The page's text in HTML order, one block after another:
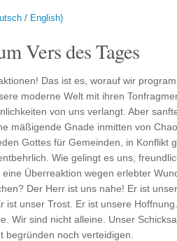
/ English)
Vers des Tages
Das ist es, worauf wir
moderne Welt mit ihren
von uns verlangt. Aber
mäßigende Gnade inmitten von
Gottes für Gemeinden, in Konflikt
Wie gelingt es uns,
Überreaktion wegen erlebter
Der Herr ist uns nahe! Er ist
ist unser Trost. Er ist unsere
Wir sind nicht alleine. Unser
begründen noch verteidigen.